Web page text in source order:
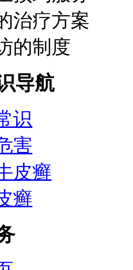
治疗方案
的制度
导航
识
害
皮癣
癣